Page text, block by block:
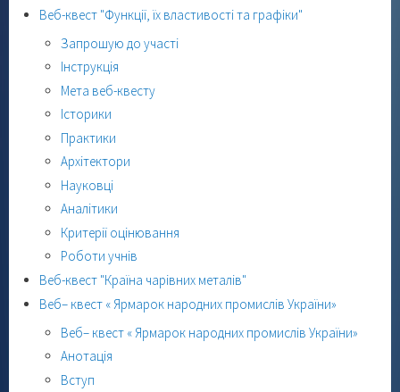
Веб-квест "Функції, їх властивості та графіки"
Запрошую до участі
Інструкція
Мета веб-квесту
Історики
Практики
Архітектори
Науковці
Аналітики
Критерії оцінювання
Роботи учнів
Веб-квест "Країна чарівних металів"
Веб– квест « Ярмарок народних промислів України»
Веб– квест « Ярмарок народних промислів України»
Анотація
Вступ